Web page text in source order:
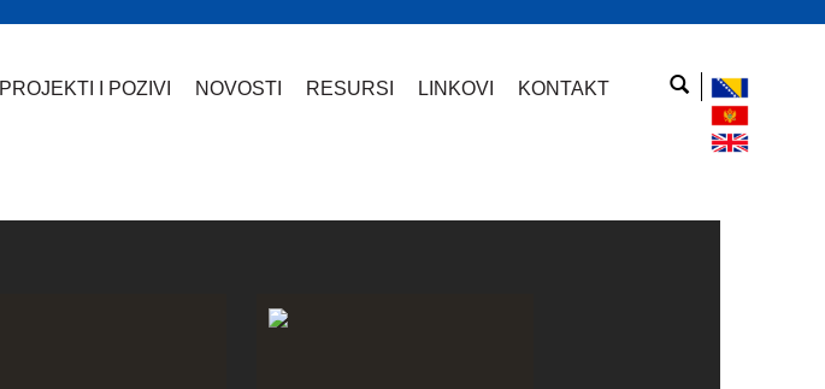
PROJEKTI I POZIVI NOVOSTI RESURSI LINKOVI KONTAKT